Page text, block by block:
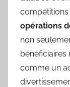
compétitions
opérations
non
bénéficiaires
comme un